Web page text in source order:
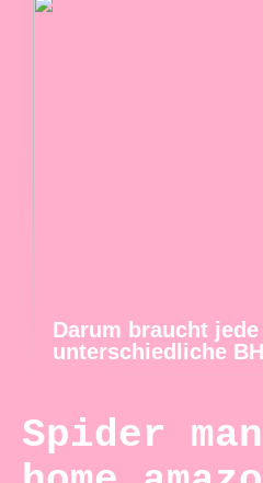
Darum braucht jede
unterschiedliche
Spider